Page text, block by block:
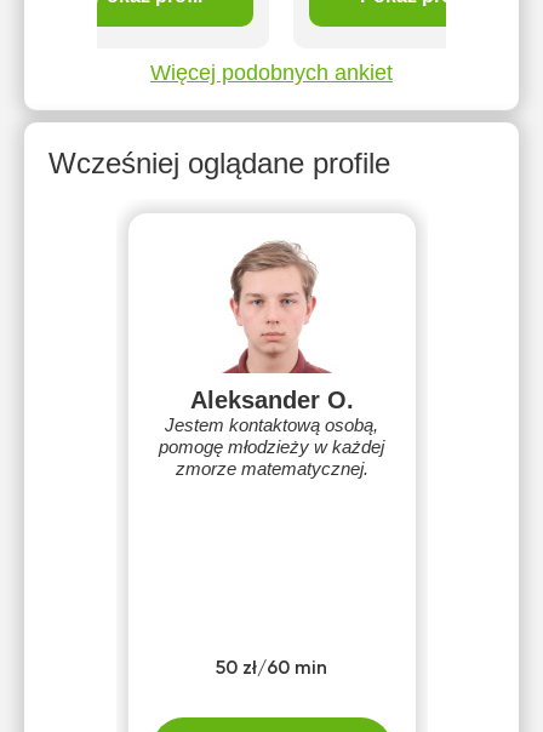
Więcej podobnych ankiet
Wcześniej oglądane profile
Aleksander O.
Jestem kontaktową osobą,
pomogę młodzieży w każdej
zmorze matematycznej.
50 zł/60 min